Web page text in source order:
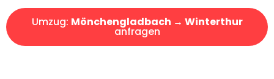
Umzug: Mönchengladbach → Winterthur
anfragen